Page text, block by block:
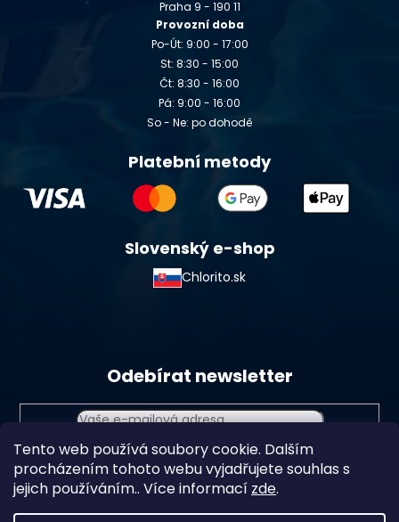
Tento web používá soubory cookie. Dalším
procházením tohoto webu vyjadřujete souhlas s
jejich používáním.. Více informací zde.
Praha 9 - 190 11
Provozní doba
Po-Út: 9:00 - 17:00
St: 8:30 - 15:00
Čt: 8:30 - 16:00
Pá: 9:00 - 16:00
So - Ne: po dohodě
Platební metody
Slovenský e-shop
Chlorito.sk
Odebírat newsletter
Vložením e-mailu souhlasíte spodmínkami ochrany
osobních údajů